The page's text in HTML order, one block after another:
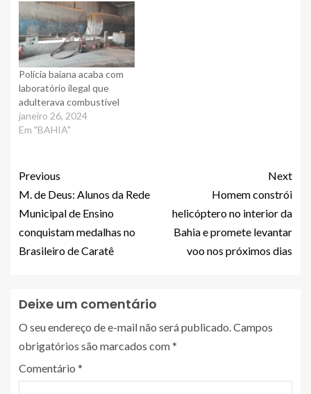
Polícia baiana acaba com
laboratório ilegal que
adulterava combustível
janeiro 26, 2024
Em "BAHIA"
Previous
M. de Deus: Alunos da Rede
Municipal de Ensino
conquistam medalhas no
Brasileiro de Caratê
Next
Homem constrói
helicóptero no interior da
Bahia e promete levantar
voo nos próximos dias
Deixe um comentário
O seu endereço de e-mail não será publicado.Campos
obrigatórios são marcados com*
Comentário *